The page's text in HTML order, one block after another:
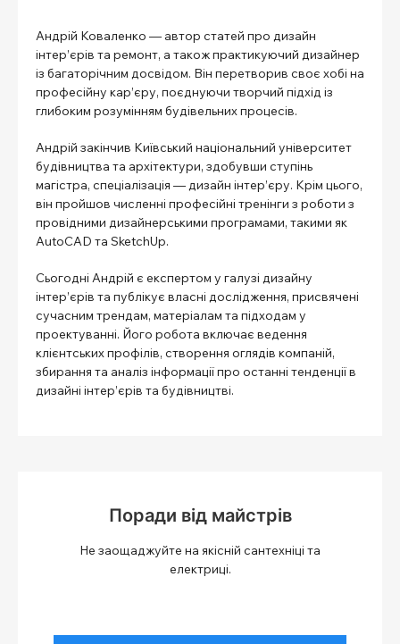
Андрій Коваленко — автор статей про дизайн
інтер’єрів та ремонт, а також практикуючий дизайнер
із багаторічним досвідом. Він перетворив своє хобі на
професійну кар’єру, поєднуючи творчий підхід із
глибоким розумінням будівельних процесів.
Андрій закінчив Київський національний університет
будівництва та архітектури, здобувши ступінь
магістра, спеціалізація — дизайн інтер’єру. Крім цього,
він пройшов численні професійні тренінги з роботи з
провідними дизайнерськими програмами, такими як
AutoCAD та SketchUp.
Сьогодні Андрій є експертом у галузі дизайну
інтер’єрів та публікує власні дослідження, присвячені
сучасним трендам, матеріалам та підходам у
проектуванні. Його робота включає ведення
клієнтських профілів, створення оглядів компаній,
збирання та аналіз інформації про останні тенденції в
дизайні інтер’єрів та будівництві.
Поради від майстрів
Не заощаджуйте на якісній сантехніці та
електриці.